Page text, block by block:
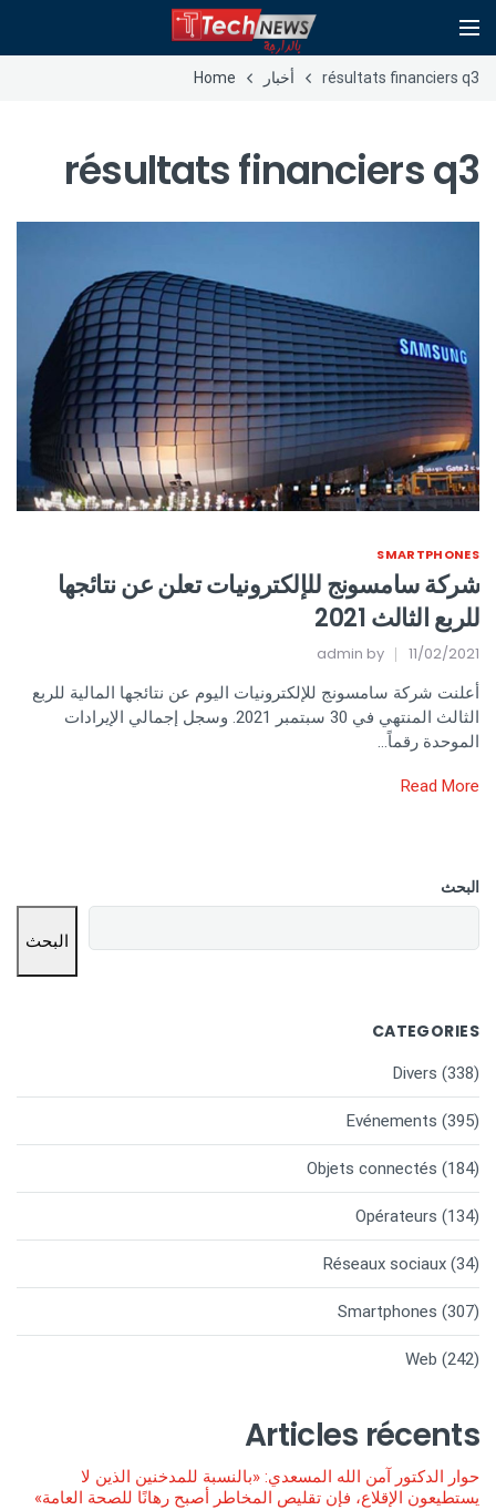
résultats financiers q3 أخبار Home
résultats financiers q3
SMARTPHONES
شركة سامسونج للإلكترونيات تعلن عن نتائجها
للربع الثالث 2021
11/02/2021
admin
أعلنت شركة سامسونج للإلكترونيات اليوم عن نتائجها المالية للربع
الثالث المنتهي في 30 سبتمبر 2021. وسجل إجمالي الإيرادات
الموحدة رقماً…
Read More
البحث
البحث
CATEGORIES
Divers (338)
Evénements (395)
Objets connectés (184)
Opérateurs (134)
Réseaux sociaux (34)
Smartphones (307)
Web (242)
Articles récents
حوار الدكتور آمن الله المسعدي: «بالنسبة للمدخنين الذين لا
يستطيعون الإقلاع، فإن تقليص المخاطر أصبح رهانًا للصحة العامة»